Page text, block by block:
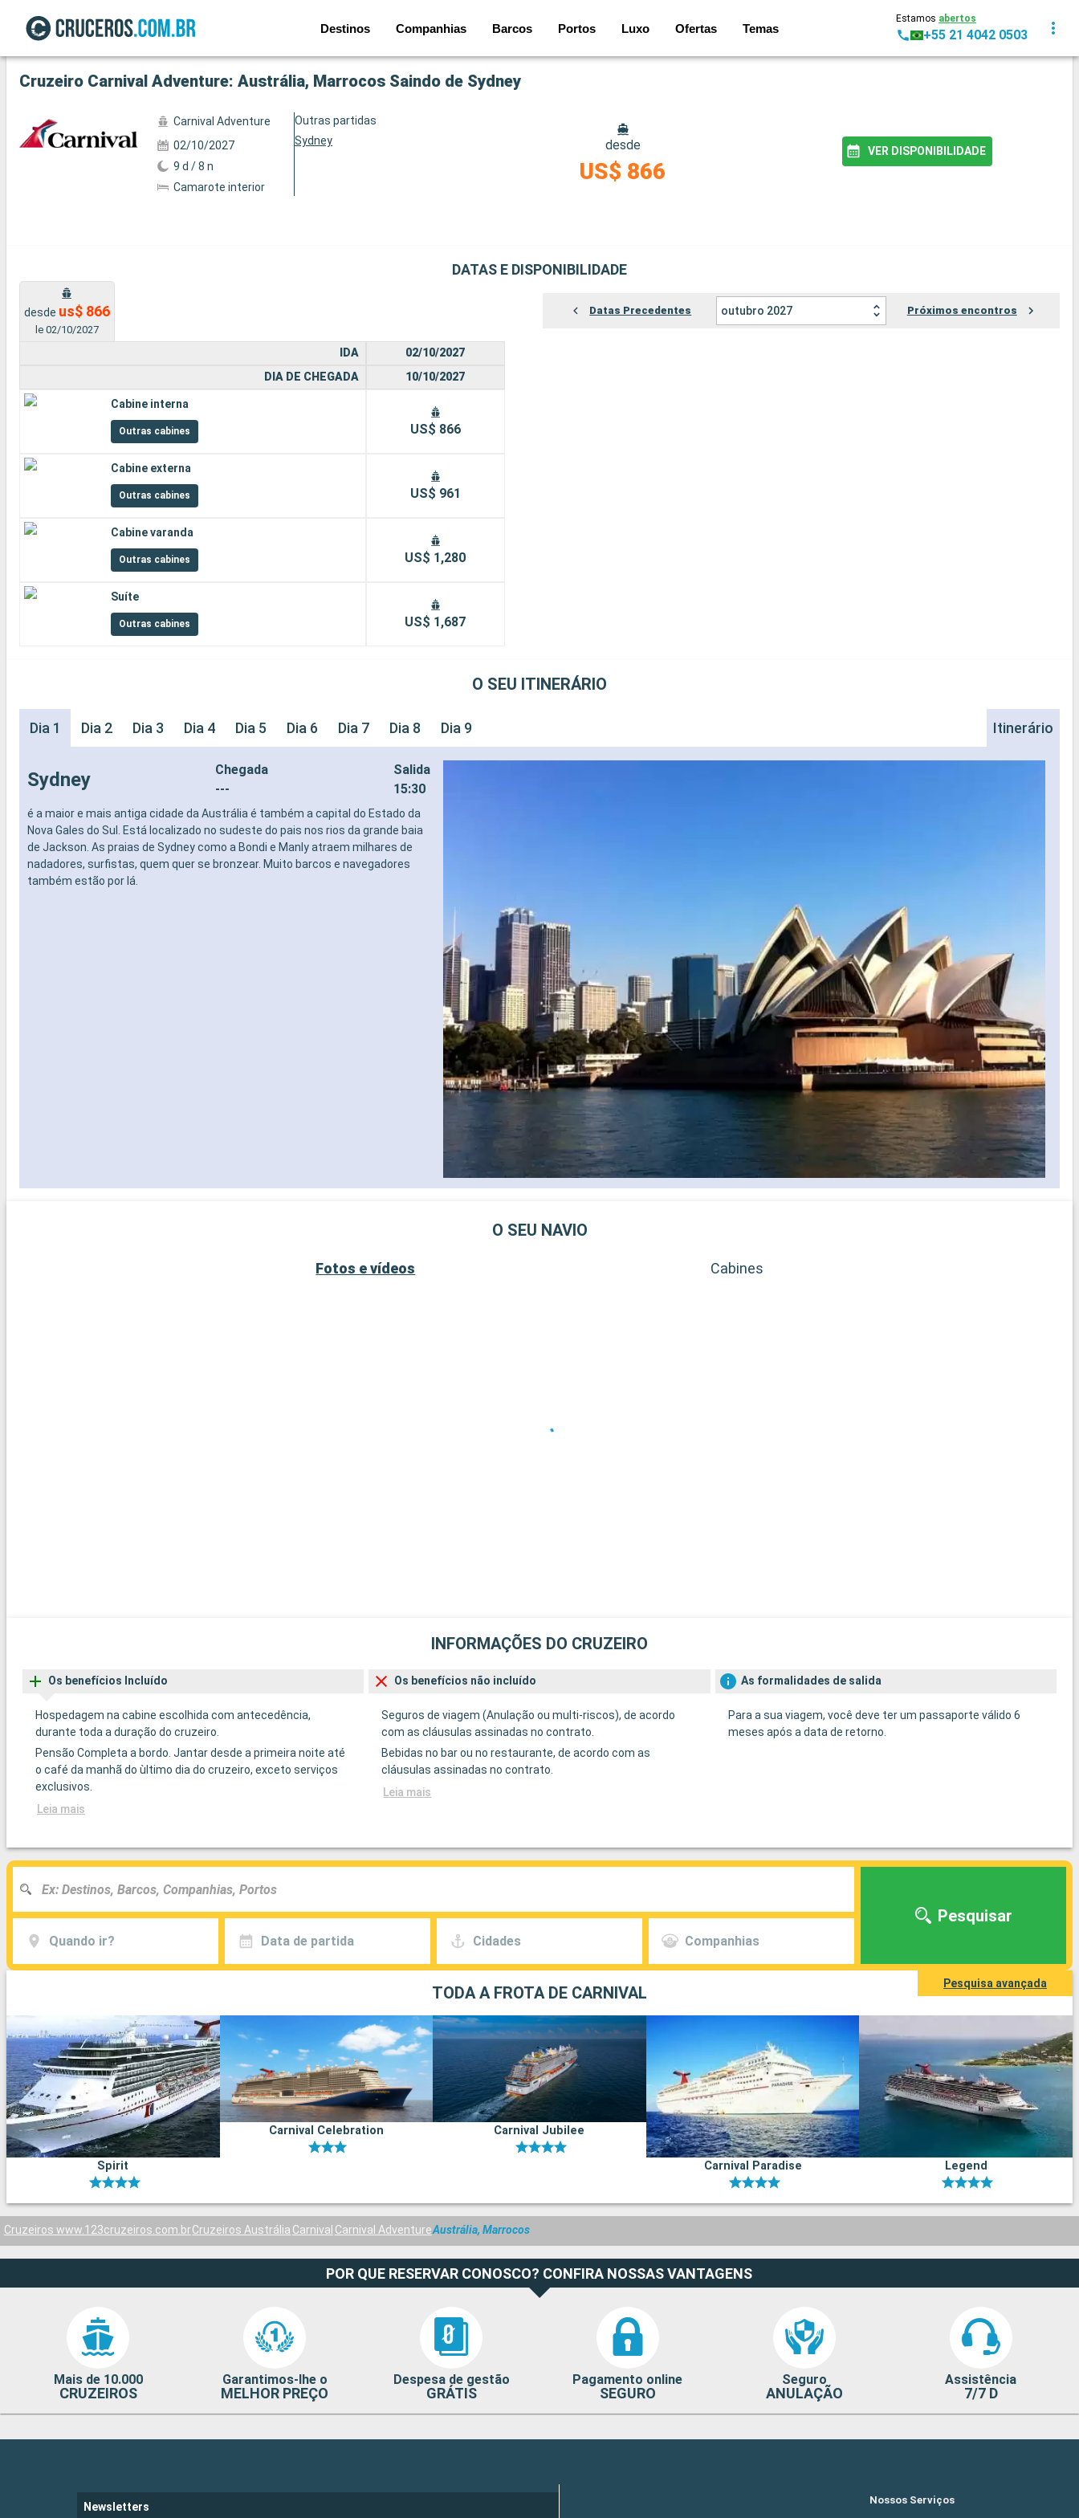
Destinos Companhias Barcos Portos Luxo Ofertas Temas
Estamos abertos
+55 21 4042 0503
Ver a 5 fotos
Cruzeiro Carnival Adventure: Austrália, Marrocos Saindo de Sydney
Carnival Adventure
02/10/2027
9 d / 8 n
Camarote interior
Outras partidas
Sydney
desde
US$ 866
VER DISPONIBILIDADE
DATAS E DISPONIBILIDADE
desde us$ 866
le 02/10/2027
Datas Precedentes outubro 2027 Próximos encontros
IDA
DIA DE CHEGADA
Cabine interna
Outras cabines
Cabine externa
Outras cabines
Cabine varanda
Outras cabines
Suíte
Outras cabines
02/10/2027
10/10/2027
US$ 866
US$ 961
US$ 1,280
US$ 1,687
O SEU ITINERÁRIO
Dia 1 Dia 2 Dia 3 Dia 4 Dia 5 Dia 6 Dia 7 Dia 8 Dia 9 Itinerário
Sydney
Chegada
---
Salida
15:30
é a maior e mais antiga cidade da Austrália é também a capital do Estado da
Nova Gales do Sul. Está localizado no sudeste do pais nos rios da grande baia
de Jackson. As praias de Sydney como a Bondi e Manly atraem milhares de
nadadores, surfistas, quem quer se bronzear. Muito barcos e navegadores
também estão por lá.
O SEU NAVIO
Fotos e vídeos Cabines
INFORMAÇÕES DO CRUZEIRO
Os benefícios Incluído
Hospedagem na cabine escolhida com antecedência,
durante toda a duração do cruzeiro.
Pensão Completa a bordo. Jantar desde a primeira noite até
o café da manhã do ùltimo dia do cruzeiro, exceto serviços
exclusivos.
Leia mais
Os benefícios não incluído
Seguros de viagem (Anulação ou multi-riscos), de acordo
com as cláusulas assinadas no contrato.
Bebidas no bar ou no restaurante, de acordo com as
cláusulas assinadas no contrato.
Leia mais
As formalidades de salida
Para a sua viagem, você deve ter um passaporte válido 6
meses após a data de retorno.
Quando ir? Data de partida Cidades Companhias
Pesquisar
Pesquisa avançada
TODA A FROTA DE CARNIVAL
Spirit
Carnival Celebration Carnival Jubilee
Carnival Paradise Legend
Cruzeiros www.123cruzeiros.com.brCruzeiros Austrália Carnival Carnival AdventureAustrália, Marrocos
POR QUE RESERVAR CONOSCO? CONFIRA NOSSAS VANTAGENS
Mais de 10.000
CRUZEIROS
Garantimos-lhe o
MELHOR PREÇO
Despesa de gestão
GRÁTIS
Pagamento online
SEGURO
Seguro
ANULAÇÃO
Assistência
7/7 D
Newsletters
Nossos Serviços